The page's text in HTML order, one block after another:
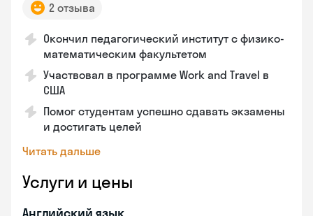
2 отзыва
Окончил педагогический институт с физико-
математическим факультетом
Участвовал в программе Work and Travel в
США
Помог студентам успешно сдавать экзамены
и достигать целей
Читать дальше
Услуги и цены